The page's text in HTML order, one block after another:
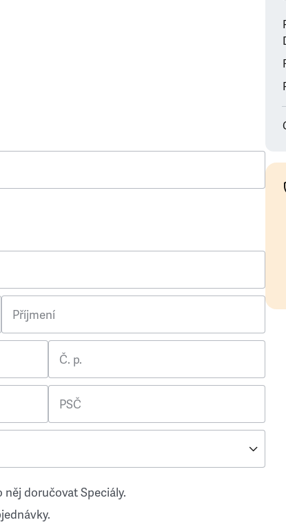
Příjmení
Č. p.
PSČ
něj doručovat Speciály.